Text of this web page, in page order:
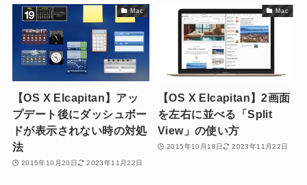
Mac
【OS X Elcapitan】アッ
プデート後にダッシュボー
ドが表示されない時の対処
法
2015年10月20日 2023年11月22日
Mac
【OS X Elcapitan】2画面
を左右に並べる「Split
View」の使い方
2015年10月18日 2023年11月22日